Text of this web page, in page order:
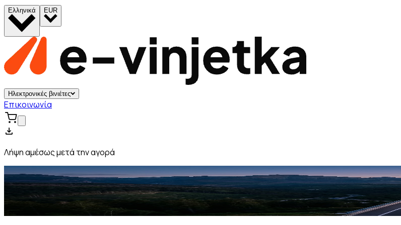
Ελληνικά EUR
Ηλεκτρονικές βινιέτες
Επικοινωνία
Λήψη αμέσως μετά την αγορά